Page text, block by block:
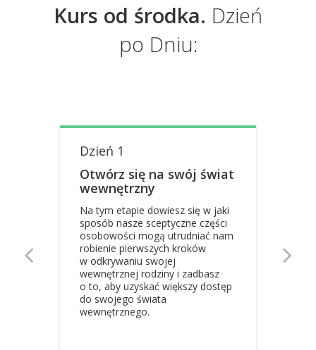
Kurs od środka. Dzień
po Dniu:
Dzień 1
Otwórz się na swój świat
wewnętrzny
Na tym etapie dowiesz się w jaki
sposób nasze sceptyczne części
osobowości mogą utrudniać nam
robienie pierwszych kroków
w odkrywaniu swojej
wewnętrznej rodziny i zadbasz
o to, aby uzyskać większy dostęp
do swojego świata
wewnętrznego.
 